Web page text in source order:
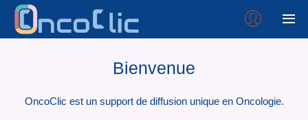
Bienvenue
OncoClic est un support de diffusion unique en Oncologie.